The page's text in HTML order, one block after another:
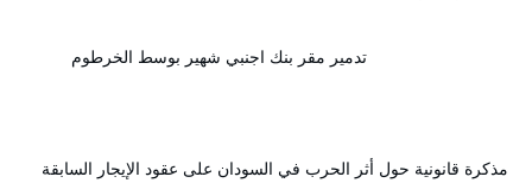
تدمير مقر بنك اجنبي شهير بوسط الخرطوم
مذكرة قانونية حول أثر الحرب في السودان على عقود الإيجار السابقة